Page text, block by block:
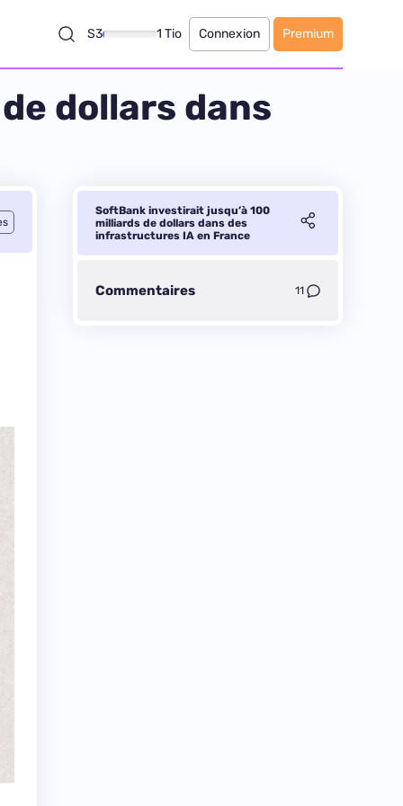
S3 1 Tio Connexion Premium
dollars dans
SoftBank investirait jusqu’à 100
milliards de dollars dans des
infrastructures IA en France
Commentaires 11